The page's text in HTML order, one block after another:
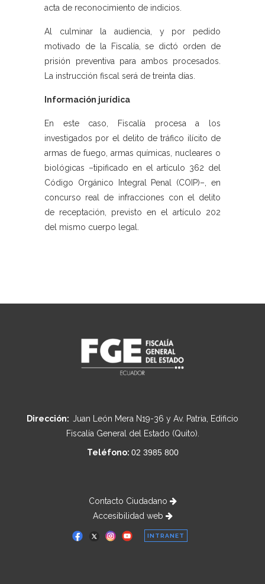
acta de reconocimiento de indicios.
Al culminar la audiencia, y por pedido
motivado de la Fiscalía, se dictó orden de
prisión preventiva para ambos procesados.
La instrucción fiscal será de treinta días.
Información jurídica
En este caso, Fiscalía procesa a los
investigados por el delito de tráfico ilícito de
armas de fuego, armas químicas, nucleares o
biológicas –tipificado en el artículo 362 del
Código Orgánico Integral Penal (COIP)–, en
concurso real de infracciones con el delito
de receptación, previsto en el artículo 202
del mismo cuerpo legal.
Dirección: Juan León Mera N19-36 y Av. Patria, Edificio
Fiscalía General del Estado (Quito).
Teléfono: 02 3985 800
Contacto Ciudadano
Accesibilidad web
INTRANET